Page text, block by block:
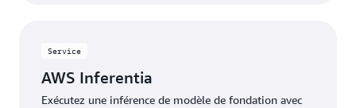
Service
AWS Inferentia
Exécutez une inférence de modèle de fondation avec